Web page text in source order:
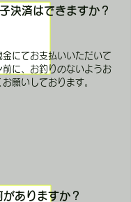
金にてお支払いいただいて
前に、お釣りのないようお
願いしております。
決済はできますか？
ありますか？